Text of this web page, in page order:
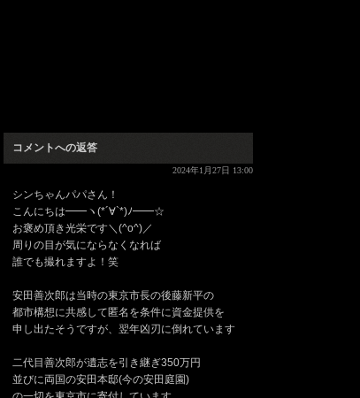
コメントへの返答
2024年1月27日 13:00
シンちゃんパパさん！
こんにちは━━ヽ(*´∀`*)ﾉ━━☆
お褒め頂き光栄です＼(^o^)／
周りの目が気にならなくなれば
誰でも撮れますよ！笑
安田善次郎は当時の東京市長の後藤新平の
都市構想に共感して匿名を条件に資金提供を
申し出たそうですが、翌年凶刃に倒れています
二代目善次郎が遺志を引き継ぎ350万円
並びに両国の安田本邸(今の安田庭園)